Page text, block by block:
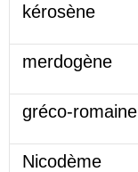
kérosène
merdogène
gréco-romaine
Nicodème